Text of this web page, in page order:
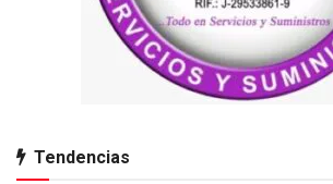
Tendencias